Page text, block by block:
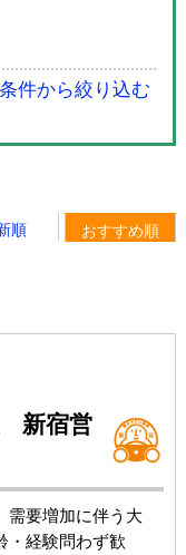
条件から絞り込む
順 おすすめ順
新宿営
需要増加に伴う大
経験問わず歓